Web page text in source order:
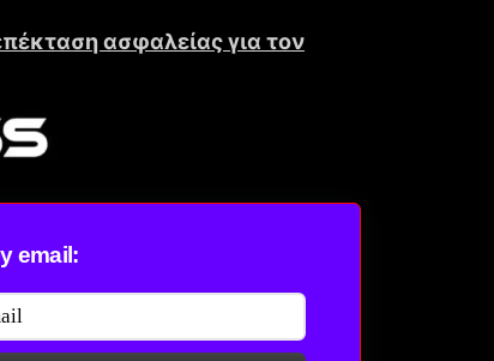
ασφαλείας για τον
email: